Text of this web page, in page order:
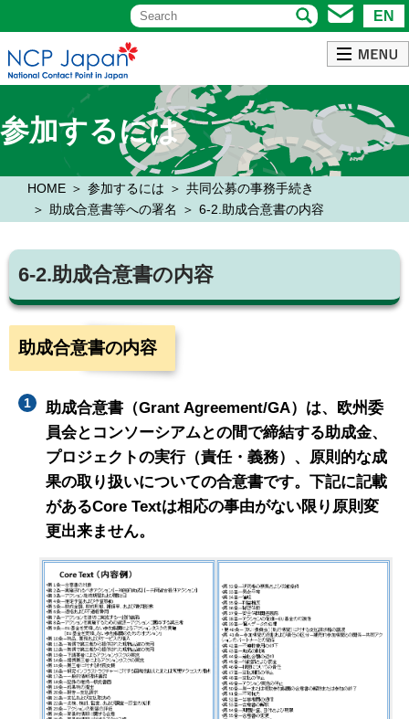
EN
参加するには
HOME 参加するには
共同公募の事務手続き
助成合意書等への署名
6-2.助成合意書の内容
6-2.助成合意書の内容
助成合意書の内容
助成合意書（Grant Agreement/GA）は、欧州委
員会とコンソーシアムとの間で締結する助成金、
プロジェクトの実行（責任・義務）、原則的な成
果の取り扱いについての合意書です。下記に記載
があるCore Textは相応の事由がない限り原則変
更出来ません。